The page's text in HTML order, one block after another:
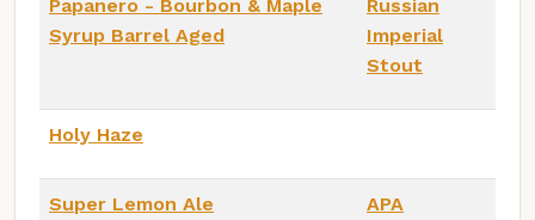
Papanero - Bourbon & Maple
Syrup Barrel Aged
Russian
Imperial
Stout
Holy Haze
Super Lemon Ale APA